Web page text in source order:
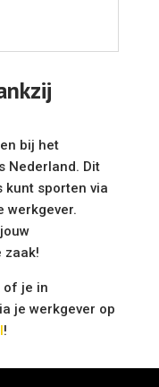
bij het
Nederland. Dit
kunt sporten via
werkgever.
zaak!
of je in
je werkgever op
!